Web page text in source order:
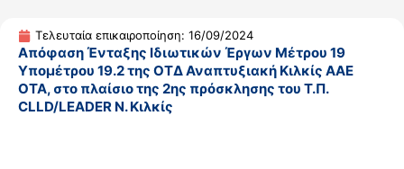
Τελευταία επικαιροποίηση: 16/09/2024
Απόφαση Ένταξης Ιδιωτικών Έργων Μέτρου 19
Υπομέτρου 19.2 της ΟΤΔ Αναπτυξιακή Κιλκίς ΑΑΕ
ΟΤΑ, στο πλαίσιο της 2ης πρόσκλησης του Τ.Π.
CLLD/LEADER Ν. Κιλκίς